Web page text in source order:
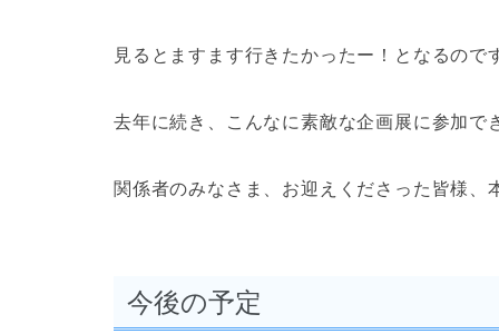
見るとますます行きたかったー！となるので
去年に続き、こんなに素敵な企画展に参加で
関係者のみなさま、お迎えくださった皆様、
今後の予定